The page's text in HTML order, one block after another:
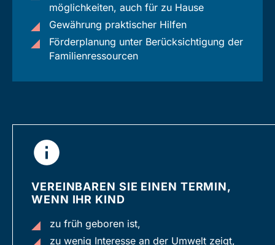
möglich­keiten, auch für zu Hause
Gewährung praktischer Hilfen
Förder­planung unter Berück­sichtigung der
Familien­ressourcen
VEREINBAREN SIE EINEN TERMIN,
WENN IHR KIND
zu früh geboren ist,
zu wenig Interesse an der Umwelt zeigt,